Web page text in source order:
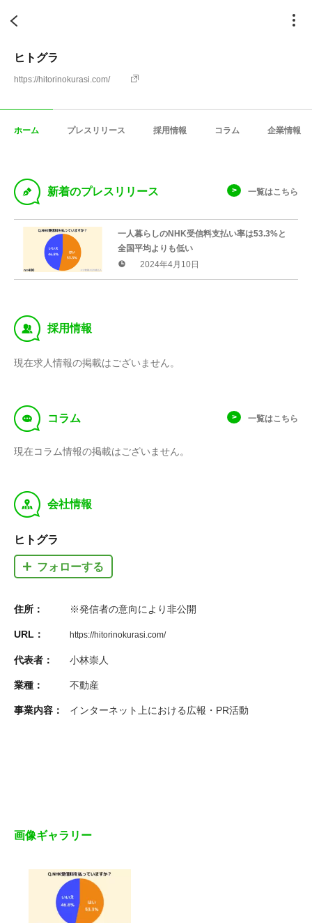
ヒトグラ
https://hitorinokurasi.com/
ホーム プレスリリース 採用情報 コラム 企業情報
D 新着のプレスリリース 一覧はこちら
一人暮らしのNHK受信料支払い率は53.3%と
全国平均よりも低い
2024年4月10日
‰ 採用情報
現在求人情報の掲載はございません。
f コラム 一覧はこちら
現在コラム情報の掲載はございません。
y 会社情報
ヒトグラ
フォローする
住所： ※発信者の意向により非公開
URL： https://hitorinokurasi.com/
代表者： 小林崇人
業種： 不動産
事業内容： インターネット上における広報・PR活動
画像ギャラリー